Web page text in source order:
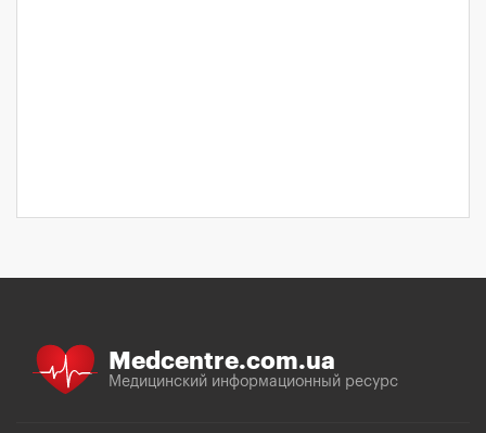
Medcentre.com.ua
Медицинский информационный ресурс